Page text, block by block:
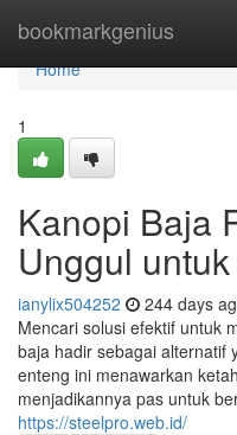
bookmarkgenius
Home
Home
1
Kanopi Baja
Unggul
ianylix504252 244 days
Mencari solusi efektif untuk
baja hadir sebagai alternatif
enteng ini menawarkan
menjadikannya pas untuk
https://steelpro.web.id/